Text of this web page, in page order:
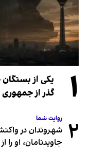
۱
یکی از
گذر از
۲ روایت شما
شهروندان در
جاویدنامان، او را